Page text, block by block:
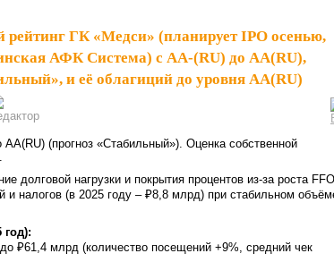
ГК «Медси» (планирует IPO осенью,
АФК Система) с AA-(RU) до AA(RU),
и её облагиций до уровня AA(RU)
(прогноз «Стабильный»). Оценка собственной
долговой нагрузки и покрытия процентов из-за роста FFO
и налогов (в 2025 году – ₽8,8 млрд) при стабильном
год):
₽61,4 млрд (количество посещений +9%, средний чек